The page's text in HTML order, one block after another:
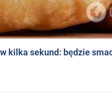
kilka sekund: będzie